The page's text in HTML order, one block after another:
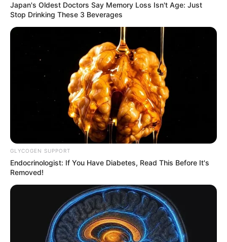
Japan's Oldest Doctors Say Memory Loss Isn't Age: Just
Stop Drinking These 3 Beverages
GLYCOGEN SUPPORT
Endocrinologist: If You Have Diabetes, Read This Before It's
Removed!